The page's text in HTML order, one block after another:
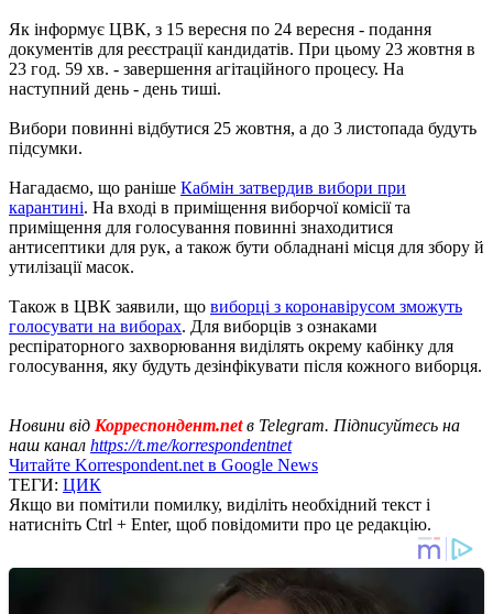
Як інформує ЦВК, з 15 вересня по 24 вересня - подання
документів для реєстрації кандидатів. При цьому 23 жовтня в
23 год. 59 хв. - завершення агітаційного процесу. На
наступний день - день тиші.
Вибори повинні відбутися 25 жовтня, а до 3 листопада будуть
підсумки.
Нагадаємо, що раніше Кабмін затвердив вибори при
карантині. На вході в приміщення виборчої комісії та
приміщення для голосування повинні знаходитися
антисептики для рук, а також бути обладнані місця для збору й
утилізації масок.
Також в ЦВК заявили, що виборці з коронавірусом зможуть
голосувати на виборах. Для виборців з ознаками
респіраторного захворювання виділять окрему кабінку для
голосування, яку будуть дезінфікувати після кожного виборця.
Новини від Корреспондент.netв Telegram. Підписуйтесь на
наш канал https://t.me/korrespondentnet
Читайте Korrespondent.net в Google News
ТЕГИ: ЦИК
Якщо ви помітили помилку, виділіть необхідний текст і
натисніть Ctrl + Enter, щоб повідомити про це редакцію.